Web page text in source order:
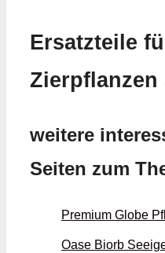
Ersatzteile
Zierpflanzen
weitere
Seiten zum
Premium Globe
Oase Biorb